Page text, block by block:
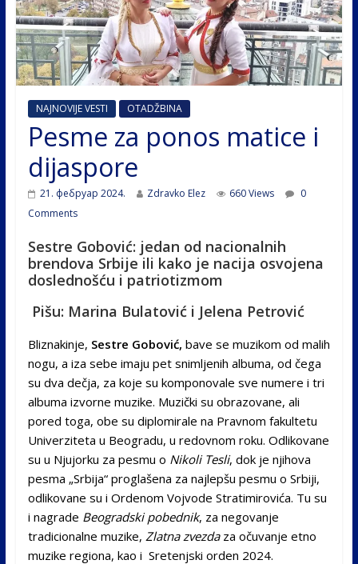
NAJNOVIJE VESTI OTADŽBINA
Pesme za ponos matice i
dijaspore
21. фебруар 2024. Zdravko Elez 660 Views
0
Comments
Sestre Gobović: jedan od nacionalnih
brendova Srbije ili kako je nacija osvojena
doslednošću i patriotizmom
Pišu: Marina Bulatović i Jelena Petrović
Bliznakinje, Sestre Gobović, bave se muzikom od malih
nogu, a iza sebe imaju pet snimljenih albuma, od čega
su dva dečja, za koje su komponovale sve numere i tri
albuma izvorne muzike. Muzički su obrazovane, ali
pored toga, obe su diplomirale na Pravnom fakultetu
Univerziteta u Beogradu, u redovnom roku. Odlikovane
su u Njujorku za pesmu o Nikoli Tesli, dok je njihova
pesma „Srbija“ proglašena za najlepšu pesmu o Srbiji,
odlikovane su i Ordenom Vojvode Stratimirovića. Tu su
i nagrade Beogradski pobednik, za negovanje
tradicionalne muzike, Zlatna zvezdaza očuvanje etno
muzike regiona, kao i Sretenjski orden 2024.